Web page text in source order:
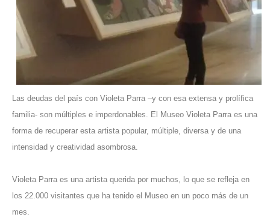
Las deudas del país con Violeta Parra –y con esa extensa y prolífica
familia- son múltiples e imperdonables. El Museo Violeta Parra es una
forma de recuperar esta artista popular, múltiple, diversa y de una
intensidad y creatividad asombrosa.
Violeta Parra es una artista querida por muchos, lo que se refleja en
los 22.000 visitantes que ha tenido el Museo en un poco más de un
mes.